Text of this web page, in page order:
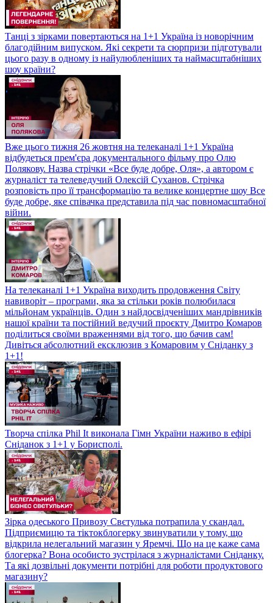
Танці з зірками повертаються на 1+1 Україна із новорічним
благодійним випуском. Які секрети та сюрпризи підготували
цього разу в одному із найулюбленіших та наймасштабніших
шоу країни?
Вже цього тижня 26 жовтня на телеканалі 1+1 Україна
відбудеться прем'єра документального фільму про Олю
Полякову. Назва стрічки «Все буде добре, Оля», а автором є
журналіст та телеведучий Олексій Суханов. Стрічка
розповість про її трансформацію та велике концертне шоу Все
буде добре, яке співачка представила під час повномасштабної
війни.
На телеканалі 1+1 Україна виходить продовження Світу
навиворіт – програми, яка за стільки років полюбилася
мільйонам українців. Один з найдосвідченіших мандрівників
нашої країни та постійний ведучий проєкту Дмитро Комаров
поділиться своїми враженнями від того, що бачив сам!
Дивіться абсолютний ексклюзив з Комаровим у Сніданку з
1+1!
Творча спілка Phil It виконала Гімн України наживо в ефірі
Сніданок з 1+1 у Борисполі.
Зірка одеського Привозу Свєтулька потрапила у скандал.
Підприємицю та тіктокблогерку звинуватили у тому, що
відкрила нелегальний магазин у Яремчі. Що на це каже сама
блогерка? Вона особисто зустрілася з журналістами Сніданку.
Та які дозвільні документи потрібні для роботи продуктового
магазину?